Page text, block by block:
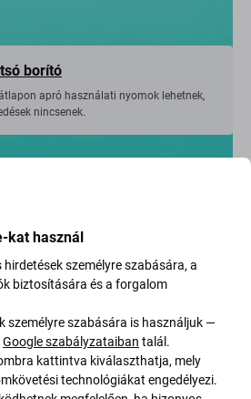
borító
apró használati nyomok lehetnek,
nincsenek.
eszközt 35 lépésben alaposan
és tanúsítanak, így pontosan tudni
kat használ
személyre szabására, a
biztosítására és a forgalom
személyre szabására is használjuk —
Google szabályzataiban talál.
kattintva kiválaszthatja, mely
technológiákat engedélyezi.